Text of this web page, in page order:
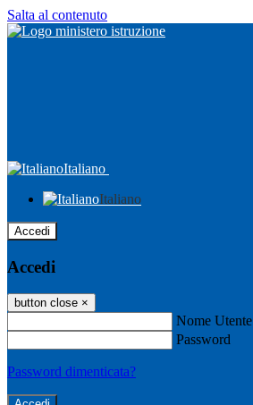
Salta al contenuto
Italiano
Italiano
Accedi
Accedi
button close ×
Nome Utente
Password
Password dimenticata?